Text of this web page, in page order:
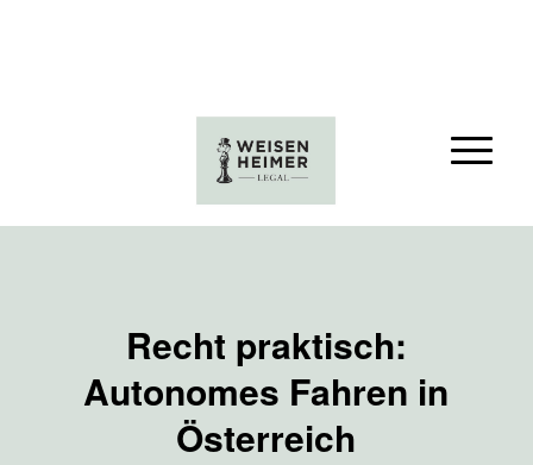
Recht praktisch:
Autonomes Fahren in
Österreich